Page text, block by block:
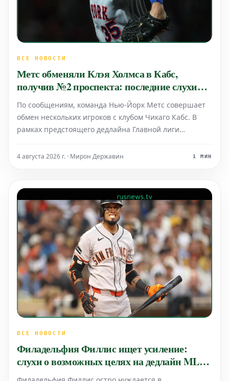
ВСЕ НОВОСТИ
Метс обменяли Клэя Холмса в Кабс,
получив №2 проспекта: последние слухи
перед дедлайном MLB
По сообщениям, команда Нью-Йорк Метс совершает
обмен нескольких игроков с клубом Чикаго Кабс. В
рамках предстоящего дедлайна Главной лиги
Холмс и аутфилдер Тайрон Тейлор. Взамен Метс, как
4 августа 2026 г. · Мирон Державин 1 МИН
ВСЕ НОВОСТИ
Филадельфия Филлис ищет усиление:
слухи о возможных целях на дедлайн MLB
2026